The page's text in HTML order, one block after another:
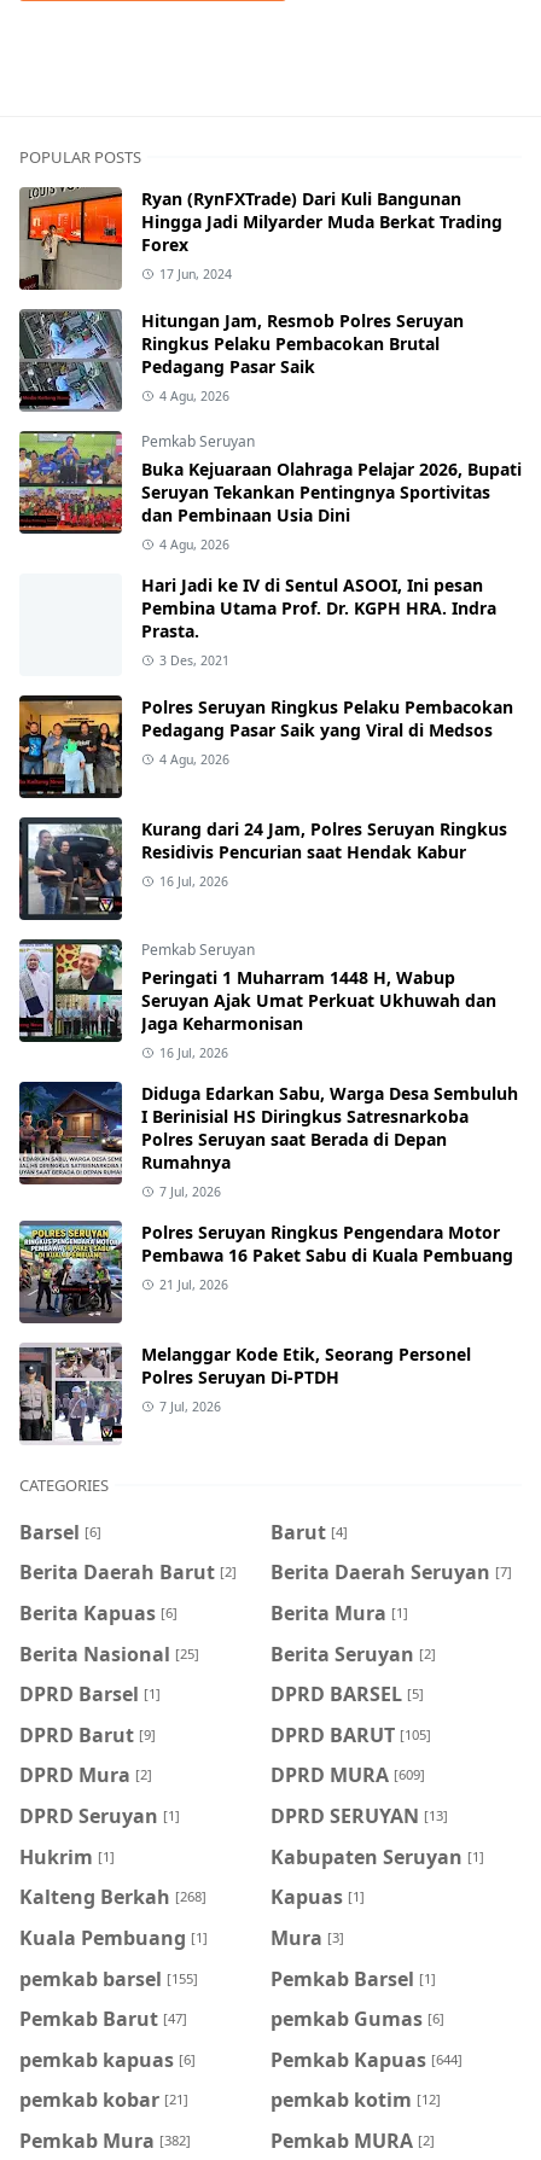
POPULAR POSTS
Ryan (RynFXTrade) Dari Kuli Bangunan
Hingga Jadi Milyarder Muda Berkat Trading
Forex
17 Jun, 2024
Hitungan Jam, Resmob Polres Seruyan
Ringkus Pelaku Pembacokan Brutal
Pedagang Pasar Saik
4 Agu, 2026
Pemkab Seruyan
Buka Kejuaraan Olahraga Pelajar 2026, Bupati
Seruyan Tekankan Pentingnya Sportivitas
dan Pembinaan Usia Dini
4 Agu, 2026
Hari Jadi ke IV di Sentul ASOOI, Ini pesan
Pembina Utama Prof. Dr. KGPH HRA. Indra
Prasta.
3 Des, 2021
Polres Seruyan Ringkus Pelaku Pembacokan
Pedagang Pasar Saik yang Viral di Medsos
4 Agu, 2026
Kurang dari 24 Jam, Polres Seruyan Ringkus
Residivis Pencurian saat Hendak Kabur
16 Jul, 2026
Pemkab Seruyan
Peringati 1 Muharram 1448 H, Wabup
Seruyan Ajak Umat Perkuat Ukhuwah dan
Jaga Keharmonisan
16 Jul, 2026
Diduga Edarkan Sabu, Warga Desa Sembuluh
I Berinisial HS Diringkus Satresnarkoba
Polres Seruyan saat Berada di Depan
Rumahnya
7 Jul, 2026
Polres Seruyan Ringkus Pengendara Motor
Pembawa 16 Paket Sabu di Kuala Pembuang
21 Jul, 2026
Melanggar Kode Etik, Seorang Personel
Polres Seruyan Di-PTDH
7 Jul, 2026
CATEGORIES
Barsel [6] Barut [4]
Berita Daerah Barut [2] Berita Daerah Seruyan [7]
Berita Kapuas [6] Berita Mura [1]
Berita Nasional [25] Berita Seruyan [2]
DPRD Barsel [1] DPRD BARSEL [5]
DPRD Barut [9] DPRD BARUT [105]
DPRD Mura [2] DPRD MURA [609]
DPRD Seruyan [1] DPRD SERUYAN [13]
Hukrim [1] Kabupaten Seruyan [1]
Kalteng Berkah [268] Kapuas [1]
Kuala Pembuang [1] Mura [3]
pemkab barsel [155] Pemkab Barsel [1]
Pemkab Barut [47] pemkab Gumas [6]
pemkab kapuas [6] Pemkab Kapuas [644]
pemkab kobar [21] pemkab kotim [12]
Pemkab Mura [382] Pemkab MURA [2]